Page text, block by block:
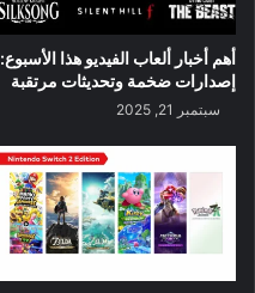
أهم أخبار ألعاب الفيديو هذا الأسبوع:
إصدارات ضخمة وتحديثات مرتقبة
سبتمبر 21, 2025